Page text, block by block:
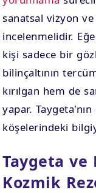
sanatsal vizyon
incelenmelidir.
kişi sadece bir
bilinçaltının
kırılgan hem de
yapar.
köşelerindeki
Taygeta ve
Kozmik